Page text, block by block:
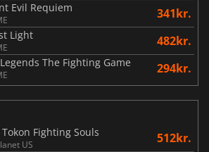
Evil Requiem 341kr.
Light 482kr.
The Fighting Game 294kr.
Fighting Souls
US 512kr.